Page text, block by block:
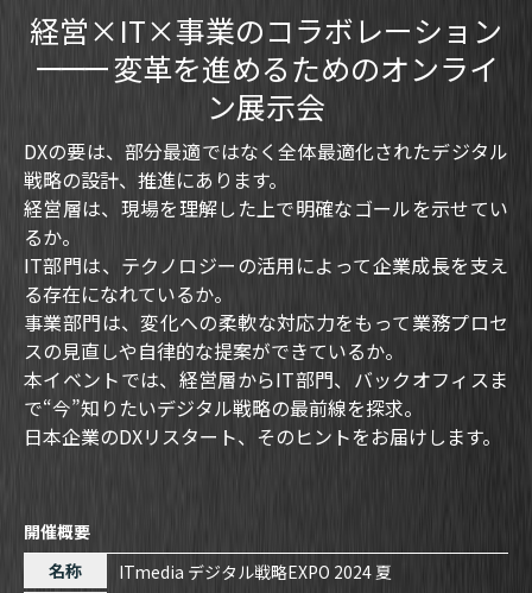
経営×IT×事業のコラボレーション
ーーー変革を進めるためのオンライ
ン展示会
DXの要は、部分最適ではなく全体最適化されたデジタル
戦略の設計、推進にあります。
経営層は、現場を理解した上で明確なゴールを示せてい
るか。
IT部門は、テクノロジーの活用によって企業成長を支え
る存在になれているか。
事業部門は、変化への柔軟な対応力をもって業務プロセ
スの見直しや自律的な提案ができているか。
本イベントでは、経営層からIT部門、バックオフィスま
で“今”知りたいデジタル戦略の最前線を探求。
日本企業のDXリスタート、そのヒントをお届けします。
開催概要
名称
ITmedia デジタル戦略EXPO 2024 夏